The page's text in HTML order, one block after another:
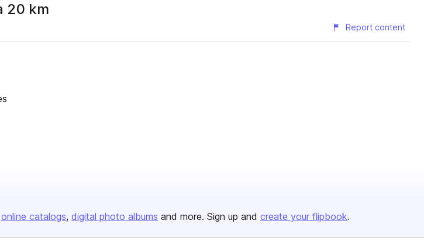
20 km
Report content
online catalogs digital photo albums and more. Sign up and create your flipbook.